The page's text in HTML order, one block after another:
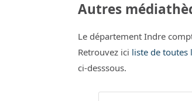
Autres
Le département Indre
Retrouvez ici liste de toutes
ci-desssous.